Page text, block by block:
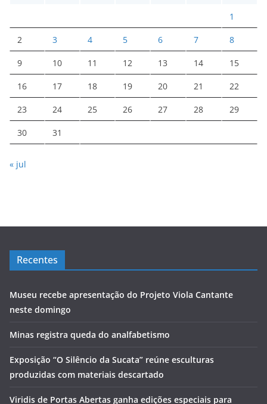
1
2 3 4 5 6 7 8
9 10 11 12 13 14 15
16 17 18 19 20 21 22
23 24 25 26 27 28 29
30 31
« jul
Recentes
Museu recebe apresentação do Projeto Viola Cantante
neste domingo
Minas registra queda do analfabetismo
Exposição “O Silêncio da Sucata” reúne esculturas
produzidas com materiais descartado
Viridis de Portas Abertas ganha edições especiais para